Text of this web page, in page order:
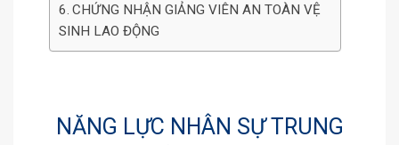
CHỨNG NHẬN GIẢNG VIÊN AN TOÀN VỆ
SINH LAO ĐỘNG
NĂNG LỰC NHÂN SỰ TRUNG